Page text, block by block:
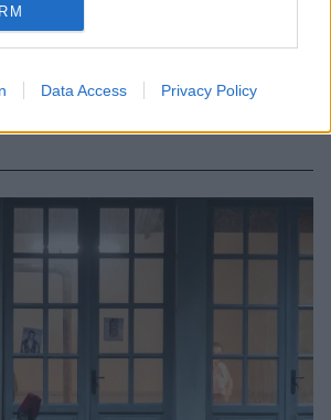
Data Access Privacy Policy
προσφέρει δωρεάν τρεις
κοινό
για τα 200 χρόνια της Ελληνικής